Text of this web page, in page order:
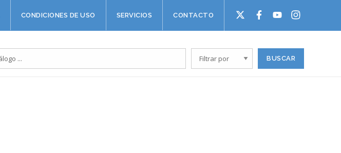
CONDICIONES DE USO SERVICIOS CONTACTO